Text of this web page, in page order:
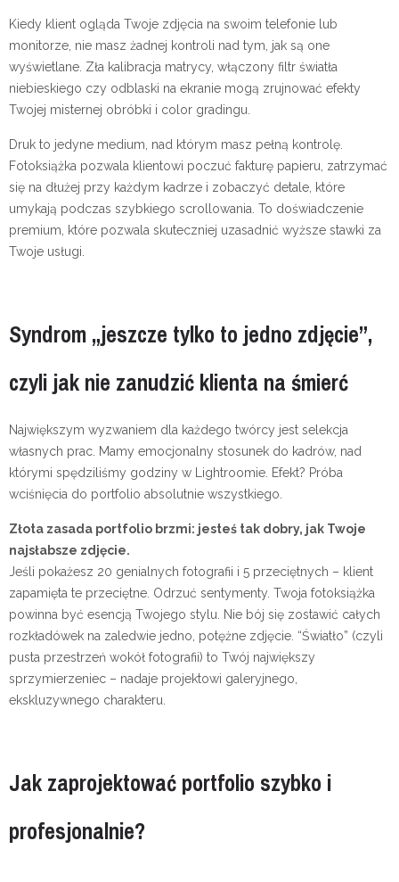
Kiedy klient ogląda Twoje zdjęcia na swoim telefonie lub
monitorze, nie masz żadnej kontroli nad tym, jak są one
wyświetlane. Zła kalibracja matrycy, włączony filtr światła
niebieskiego czy odblaski na ekranie mogą zrujnować efekty
Twojej misternej obróbki i color gradingu.
Druk to jedyne medium, nad którym masz pełną kontrolę.
Fotoksiążka pozwala klientowi poczuć fakturę papieru, zatrzymać
się na dłużej przy każdym kadrze i zobaczyć detale, które
umykają podczas szybkiego scrollowania. To doświadczenie
premium, które pozwala skuteczniej uzasadnić wyższe stawki za
Twoje usługi.
Syndrom „jeszcze tylko to jedno zdjęcie”,
czyli jak nie zanudzić klienta na śmierć
Największym wyzwaniem dla każdego twórcy jest selekcja
własnych prac. Mamy emocjonalny stosunek do kadrów, nad
którymi spędziliśmy godziny w Lightroomie. Efekt? Próba
wciśnięcia do portfolio absolutnie wszystkiego.
Złota zasada portfolio brzmi: jesteś tak dobry, jak Twoje
najsłabsze zdjęcie.
Jeśli pokażesz 20 genialnych fotografii i 5 przeciętnych – klient
zapamięta te przeciętne. Odrzuć sentymenty. Twoja fotoksiążka
powinna być esencją Twojego stylu. Nie bój się zostawić całych
rozkładówek na zaledwie jedno, potężne zdjęcie. “Światło” (czyli
pusta przestrzeń wokół fotografii) to Twój największy
sprzymierzeniec – nadaje projektowi galeryjnego,
ekskluzywnego charakteru.
Jak zaprojektować portfolio szybko i
profesjonalnie?